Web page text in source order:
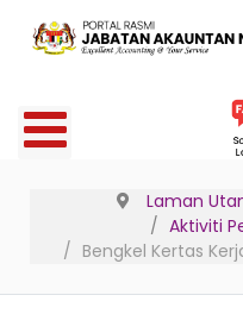
Laman
Aktiviti
Bengkel Kertas